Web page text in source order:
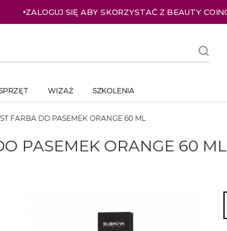
ZALOGUJ SIĘ I KUPUJ TANIEJ – AŻ 33% ZNIŻKI
WIZAŻ SZKOLENIA
FARBA DO PASEMEK ORANGE 60 ML
PASEMEK ORANGE 60 ML